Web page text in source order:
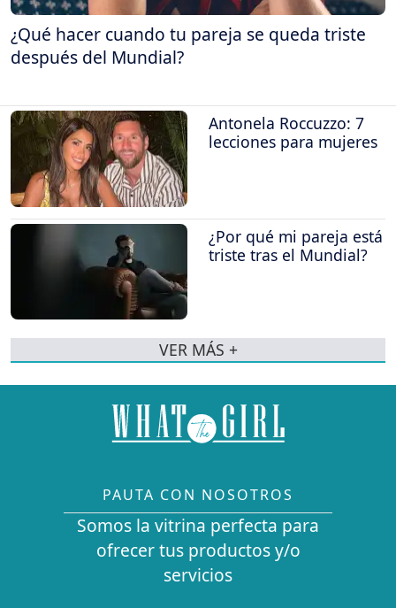
¿Qué hacer cuando tu pareja se queda triste
después del Mundial?
Antonela Roccuzzo: 7
lecciones para mujeres
¿Por qué mi pareja está
triste tras el Mundial?
VER MÁS +
PAUTA CON NOSOTROS
Somos la vitrina perfecta para
ofrecer tus productos y/o
servicios